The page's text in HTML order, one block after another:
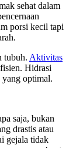
sehat dalam
porsi kecil tapi
tubuh. Aktivitas
Hidrasi
optimal.
saja, bukan
drastis atau
gejala tidak